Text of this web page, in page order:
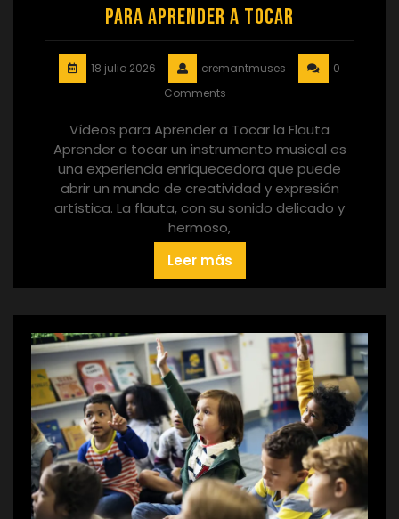
para Aprender a Tocar
18 julio 2026 cremantmuses
0
Comments
Vídeos para Aprender a Tocar la Flauta
Aprender a tocar un instrumento musical es
una experiencia enriquecedora que puede
abrir un mundo de creatividad y expresión
artística. La flauta, con su sonido delicado y
hermoso,
Leer más